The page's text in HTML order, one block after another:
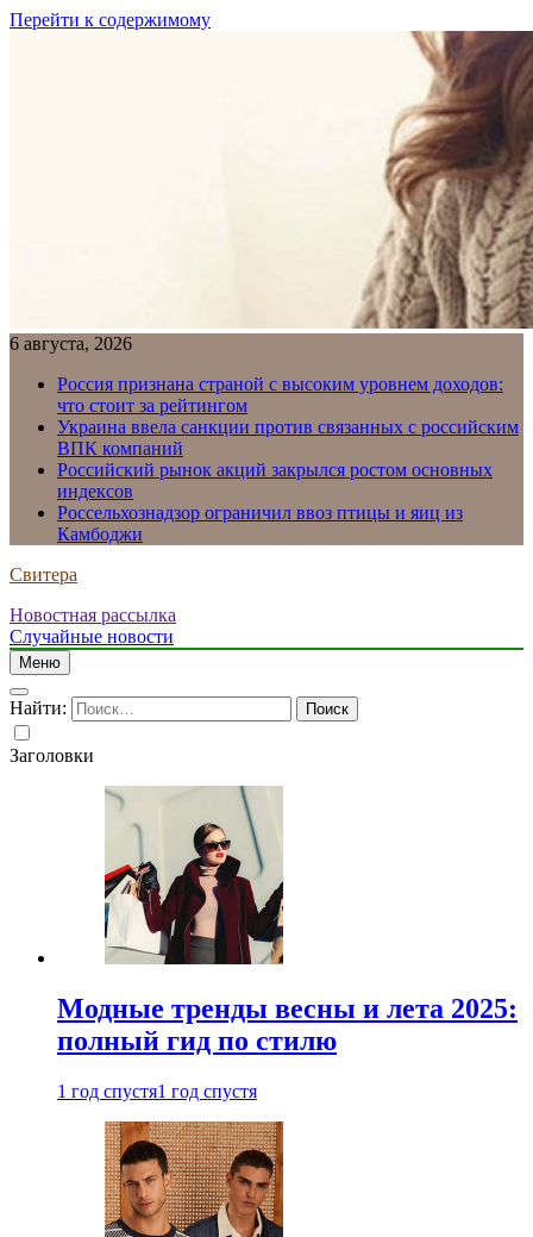
Перейти к содержимому
6 августа, 2026
Россия признана страной с высоким уровнем доходов:
что стоит за рейтингом
Украина ввела санкции против связанных с российским
ВПК компаний
Российский рынок акций закрылся ростом основных
индексов
Россельхознадзор ограничил ввоз птицы и яиц из
Камбоджи
Свитера
Новостная рассылка
Случайные новости
Меню
Найти:
Заголовки
Модные тренды весны и лета 2025:
полный гид по стилю
1 год спустя1 год спустя